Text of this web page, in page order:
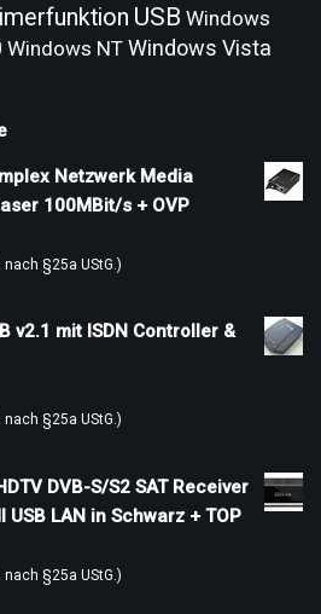
USB Windows
Windows NT Windows Vista
Netzwerk Media
100MBit/s + OVP
§25a UStG.)
v2.1 mit ISDN Controller &
§25a UStG.)
DVB-S/S2 SAT Receiver
USB LAN in Schwarz + TOP
§25a UStG.)